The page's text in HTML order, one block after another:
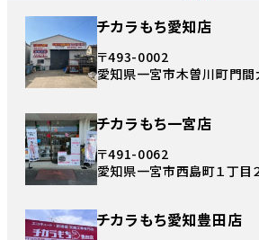
チカラもち愛知店
〒493-0002
愛知県一宮市木曽川町門
チカラもち一宮店
〒491-0062
愛知県一宮市西島町１丁目
チカラもち愛知豊田店